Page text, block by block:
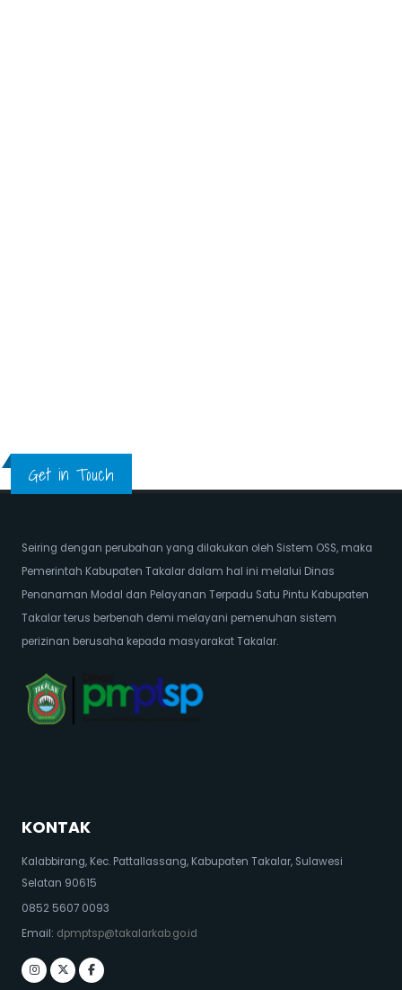
Get in Touch
Seiring dengan perubahan yang dilakukan oleh Sistem OSS, maka
Pemerintah Kabupaten Takalar dalam hal ini melalui Dinas
Penanaman Modal dan Pelayanan Terpadu Satu Pintu Kabupaten
Takalar terus berbenah demi melayani pemenuhan sistem
perizinan berusaha kepada masyarakat Takalar.
KONTAK
Kalabbirang, Kec. Pattallassang, Kabupaten Takalar, Sulawesi
Selatan 90615
0852 5607 0093
Email: dpmptsp@takalarkab.go.id